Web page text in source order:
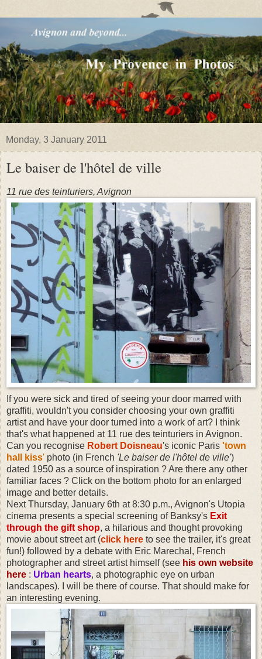
Monday, 3 January 2011
Le baiser de l'hôtel de ville
11 rue des teinturiers, Avignon
If you were sick and tired of seeing your door marred with
graffiti, wouldn't you consider choosing your own graffiti
artist and have your door turned into a work of art? I think
that's what happened at 11 rue des teinturiers in Avignon.
Can you recognise Robert Doisneau's iconic Paris 'town
hall kiss' photo (in French 'Le baiser de l'hôtel de ville')
dated 1950 as a source of inspiration ? Are there any other
familiar faces ? Click on the bottom photo for an enlarged
image and better details.
Next Thursday, January 6th at 8:30 p.m., Avignon's Utopia
cinema presents a special screening of Banksy's Exit
through the gift shop, a hilarious and thought provoking
movie about street art (click here to see the trailer, it's great
fun!) followed by a debate with Eric Marechal, French
photographer and street artist himself (see his own website
here : Urban hearts, a photographic eye on urban
landscapes). I will be there of course. That should make for
an interesting evening.